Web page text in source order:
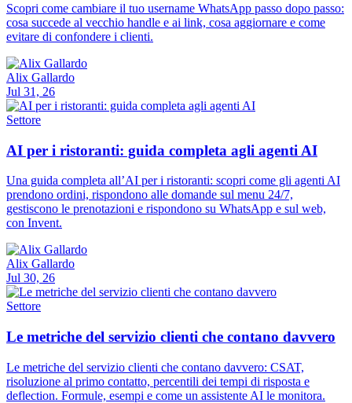
Scopri come cambiare il tuo username WhatsApp passo dopo passo:
cosa succede al vecchio handle e ai link, cosa aggiornare e come
evitare di confondere i clienti.
Alix Gallardo
Jul 31, 26
Settore
AI per i ristoranti: guida completa agli agenti AI
Una guida completa all’AI per i ristoranti: scopri come gli agenti AI
prendono ordini, rispondono alle domande sul menu 24/7,
gestiscono le prenotazioni e rispondono su WhatsApp e sul web,
con Invent.
Alix Gallardo
Jul 30, 26
Settore
Le metriche del servizio clienti che contano davvero
Le metriche del servizio clienti che contano davvero: CSAT,
risoluzione al primo contatto, percentili dei tempi di risposta e
deflection. Formule, esempi e come un assistente AI le monitora.